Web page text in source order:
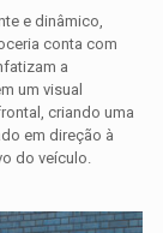
e dinâmico,
conta com
a
um visual
criando uma
em direção à
do veículo.